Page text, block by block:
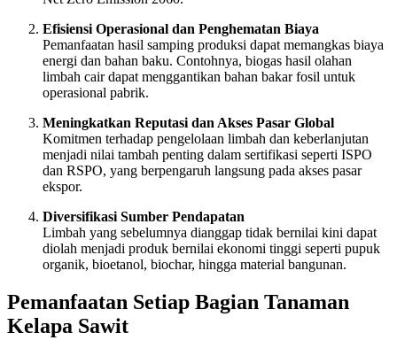
Efisiensi Operasional dan Penghematan Biaya
Pemanfaatan hasil samping produksi dapat memangkas biaya
energi dan bahan baku. Contohnya, biogas hasil olahan
limbah cair dapat menggantikan bahan bakar fosil untuk
operasional pabrik.
Meningkatkan Reputasi dan Akses Pasar Global
Komitmen terhadap pengelolaan limbah dan keberlanjutan
menjadi nilai tambah penting dalam sertifikasi seperti ISPO
dan RSPO, yang berpengaruh langsung pada akses pasar
ekspor.
Diversifikasi Sumber Pendapatan
Limbah yang sebelumnya dianggap tidak bernilai kini dapat
diolah menjadi produk bernilai ekonomi tinggi seperti pupuk
organik, bioetanol, biochar, hingga material bangunan.
Pemanfaatan Setiap Bagian Tanaman
Kelapa Sawit